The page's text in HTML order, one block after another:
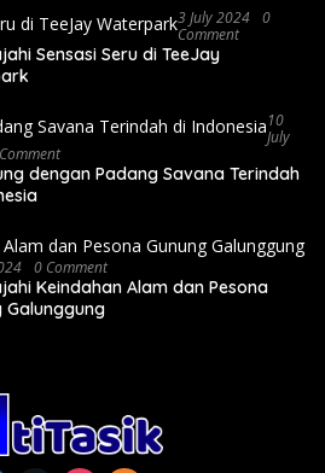
3 July 2024 0
Comment
Sensasi Seru di TeeJay
10
July
dengan Padang Savana Terindah
0 Comment
Keindahan Alam dan Pesona
Galunggung